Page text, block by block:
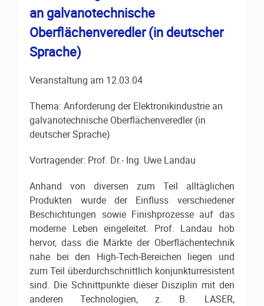
an galvanotechnische
Oberflächenveredler (in deutscher
Sprache)
Veranstaltung am 12.03.04
Thema: Anforderung der Elektronikindustrie an
galvanotechnische Oberflächenveredler (in
deutscher Sprache)
Vortragender: Prof. Dr.- Ing. Uwe Landau
Anhand von diversen zum Teil alltäglichen
Produkten wurde der Einfluss verschiedener
Beschichtungen sowie Finishprozesse auf das
moderne Leben eingeleitet. Prof. Landau hob
hervor, dass die Märkte der Oberflächentechnik
nahe bei den High-Tech-Bereichen liegen und
zum Teil überdurchschnittlich konjunkturresistent
sind. Die Schnittpunkte dieser Disziplin mit den
anderen Technologien, z. B. LASER,